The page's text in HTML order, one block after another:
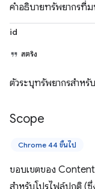
คำอธิบายทรัพยากรที่
id
สตริง
ตัวระบุทรัพยากรสำหรั
Scope
Chrome 44 ขึ้นไป
ขอบเขตของ
สำหรับโปรไฟล์ปกติ (